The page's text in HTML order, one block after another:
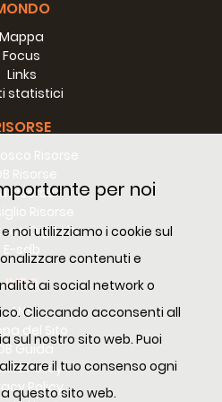
per noi
noi utilizziamo i cookie sul
contenuti e
ai social network o
Cliccando acconsenti all
sul nostro sito web. Puoi
il tuo consenso ogni
questo sito web.
la scuola
privilegiata di
delle forme più
umana e di prevenzione
delle nostre scuole
della loro funzione
fondazione della
sono stati inviati nelle
morti nel paese di
e al giorno d’oggi
nei paesi del
Africa, inaugurato nel
gesto di solidarietà
Mappa
Focus
Links
statistici
Risorse
Digitale
E-sdb
INFO
ANS
del Sito
Guida
Policy
Policy